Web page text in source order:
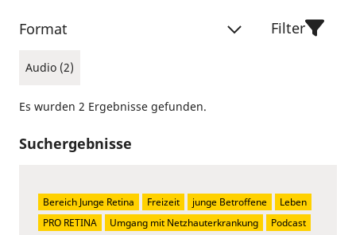
Format
Audio (2)
Filter
Es wurden 2 Ergebnisse gefunden.
Suchergebnisse
Bereich Junge Retina Freizeit junge Betroffene
Leben
PRO RETINA
Umgang mit Netzhauterkrankung Podcast